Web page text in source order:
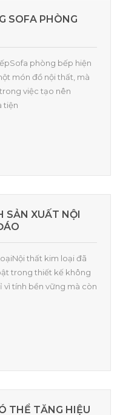
SOFA PHÒNG
phòng bếp hiện
món đồ nội thất, mà
việc tạo nên
tiện
SẢN XUẤT NỘI
thất kim loại đã
trong thiết kế không
vì tính bền vững mà còn
THỂ TĂNG HIỆU